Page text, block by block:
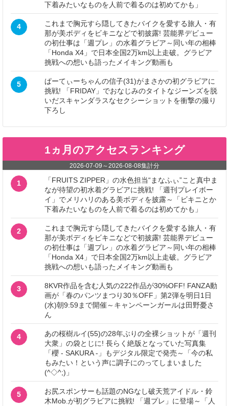
下着みたいなものを人前で着るのは初めてかも」
4
これまで胸元すら隠してきたバイクを愛する旅人・有
那が美ボディをビキニなどで初披露! 芸能界デビュー
の初仕事は「週プレ」の水着グラビア～同い年の相棒
「Honda X4」で日本全国2万km以上走破。グラビア
挑戦への想いも語ったメイキング動画も
5
ぱーてぃーちゃんの信子(31)がまさかの初グラビアに
挑戦! 「FRIDAY」でおなじみのタイトなジーンズを脱
いだスキャンダラスなセクシーショットを衝撃の撮り
下ろし
1ヵ月のアクセスランキング
2026-07-09 ～2026-08-08集計分
1
「FRUITS ZIPPER」の水色担当“まなふぃ”こと真中ま
なが待望の初水着グラビアに挑戦! 「週刊プレイボー
イ」でメリハリのある美ボディを披露～「ビキニとか
下着みたいなものを人前で着るのは初めてかも」
2
これまで胸元すら隠してきたバイクを愛する旅人・有
那が美ボディをビキニなどで初披露! 芸能界デビュー
の初仕事は「週プレ」の水着グラビア～同い年の相棒
「Honda X4」で日本全国2万km以上走破。グラビア
挑戦への想いも語ったメイキング動画も
3
8KVR作品を含む人気の222作品が30%OFF! FANZA動
画が「春のパンツまつり30％OFF」第2弾を明日1日
(水)朝9:59まで開催～キャンペーンガールは田野憂さ
ん
4
あの桜樹ルイ(55)の28年ぶりの全裸ショットが「週刊
大衆」の袋とじに! 長らく絶版となっていた写真集
「櫻 - SAKURA -」もデジタル限定で発売～「今の私
もみたい！という声に調子にのってしまいました
(^◇^;)」
5
お尻スポンサーも話題のNGなし破天荒アイドル・鈴
木Mob.が初グラビアに挑戦! 「週プレ」に登場～「人